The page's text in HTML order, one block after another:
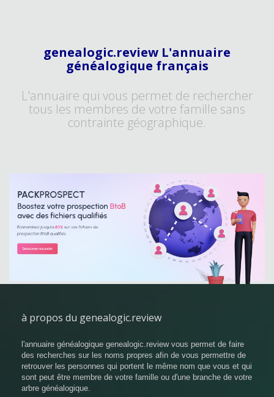
genealogic.review L'annuaire
généalogique français
L'annuaire qui vous permet de rechercher
tous les membres de votre famille sans
contrainte géographique.
à propos du genealogic.review
l'annuaire généalogique genealogic.review vous permet de faire
des recherches sur les noms propres afin de vous permettre de
retrouver les personnes qui portent le même nom que vous et qui
sont peut être membre de votre famille ou d'une branche de votre
arbre généalogique.